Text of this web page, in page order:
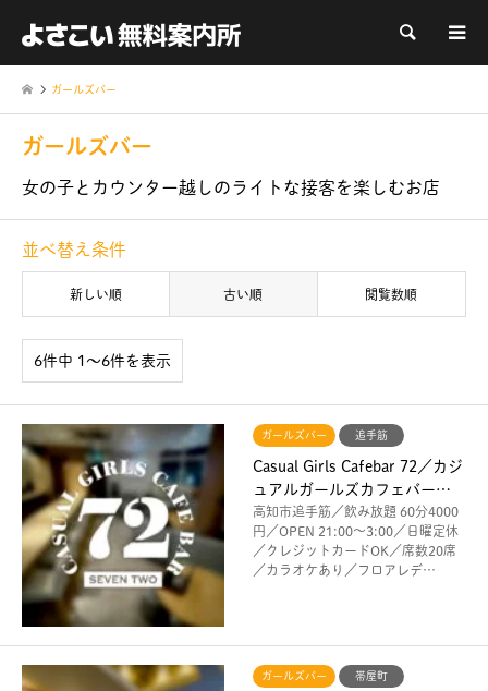
検索
ガールズバー
ガールズバー
女の子とカウンター越しのライトな接客を楽しむお店
並べ替え条件
新しい順 古い順 閲覧数順
6件中 1〜6件を表示
ガールズバー 追手筋
Casual Girls Cafebar 72／カジ
ュアルガールズカフェバー…
高知市追手筋／飲み放題 60分4000
円／OPEN 21:00〜3:00／日曜定休
／クレジットカードOK／席数20席
／カラオケあり／フロアレデ…
ガールズバー 帯屋町